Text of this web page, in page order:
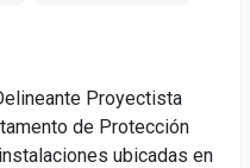
Proyectista
de Protección
ubicadas en